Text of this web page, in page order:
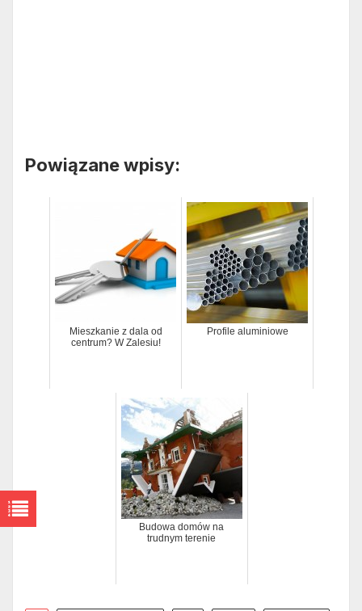
Powiązane wpisy:
Mieszkanie z dala od
centrum? W Zalesiu!
Profile aluminiowe
Budowa domów na
trudnym terenie